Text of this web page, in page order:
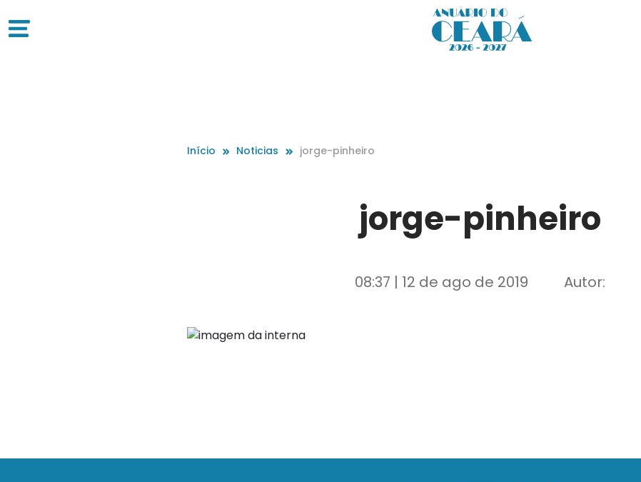
Início Noticias jorge-pinheiro
jorge-pinheiro
08:37 | 12 de ago de 2019 Autor: